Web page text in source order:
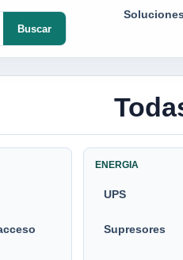
Buscar
Soluciones
ENERGIA
UPS
Supresores